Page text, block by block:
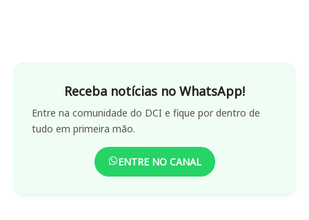
Receba notícias no WhatsApp!
Entre na comunidade do DCI e fique por dentro de
tudo em primeira mão.
ENTRE NO CANAL